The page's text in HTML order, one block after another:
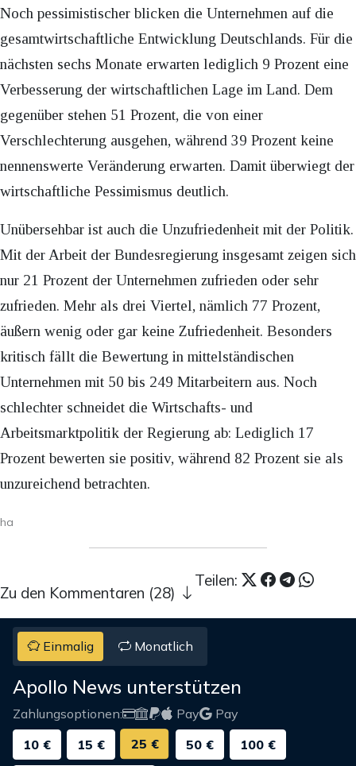
Noch pessimistischer blicken die Unternehmen auf die
gesamtwirtschaftliche Entwicklung Deutschlands. Für die
nächsten sechs Monate erwarten lediglich 9 Prozent eine
Verbesserung der wirtschaftlichen Lage im Land. Dem
gegenüber stehen 51 Prozent, die von einer
Verschlechterung ausgehen, während 39 Prozent keine
nennenswerte Veränderung erwarten. Damit überwiegt der
wirtschaftliche Pessimismus deutlich.
Unübersehbar ist auch die Unzufriedenheit mit der Politik.
Mit der Arbeit der Bundesregierung insgesamt zeigen sich
nur 21 Prozent der Unternehmen zufrieden oder sehr
zufrieden. Mehr als drei Viertel, nämlich 77 Prozent,
äußern wenig oder gar keine Zufriedenheit. Besonders
kritisch fällt die Bewertung in mittelständischen
Unternehmen mit 50 bis 249 Mitarbeitern aus. Noch
schlechter schneidet die Wirtschafts- und
Arbeitsmarktpolitik der Regierung ab: Lediglich 17
Prozent bewerten sie positiv, während 82 Prozent sie als
unzureichend betrachten.
ha
Teilen:
Zu den Kommentaren (28)
Einmalig Monatlich
Apollo News unterstützen
Zahlungsoptionen: Pay
Pay
10 €
15 € 25 € 50 € 100 €